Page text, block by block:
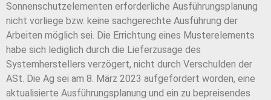
Sonnenschutzelementen erforderliche Ausführungsplanung
nicht vorliege bzw. keine sachgerechte Ausführung der
Arbeiten möglich sei. Die Errichtung eines Musterelements
habe sich lediglich durch die Lieferzusage des
Systemherstellers verzögert, nicht durch Verschulden der
ASt. Die Ag sei am 8. März 2023 aufgefordert worden, eine
aktualisierte Ausführungsplanung und ein zu bepreisendes